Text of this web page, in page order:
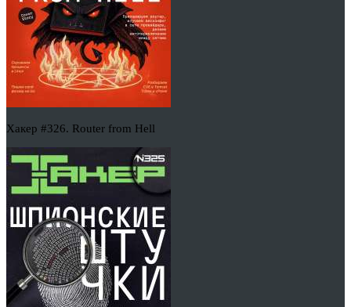
Хакер #326. Router from Hell